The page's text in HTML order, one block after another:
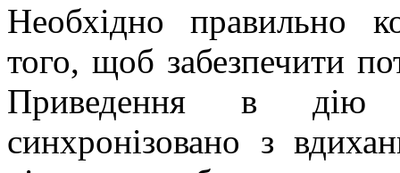
Необхідно правильно
того, щоб забезпечити
Приведення в дію
синхронізовано з